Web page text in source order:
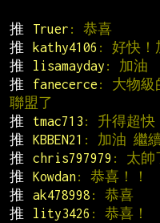
推
Truer : 恭喜
推
kathy4106 : 好快！
推
lisamayday : 加油
推
fanecerce : 大物級
聯盟了
推
tmac713 : 升得超快
推
KBBEN21 : 加油 繼續
推
chris797979 : 太帥
推
Kowdan: 恭喜！！
推
ak478998 : 恭喜
推
lity3426 : 恭喜！